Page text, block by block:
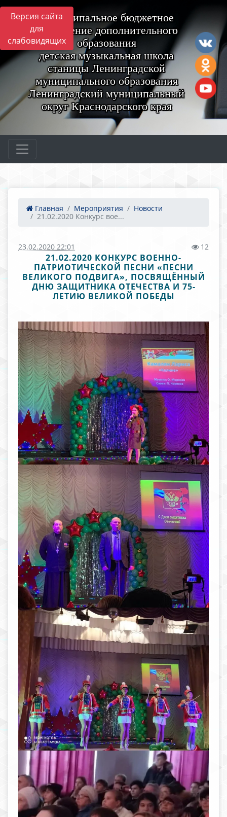
Версия сайта
для
слабовидящих
Муниципальное бюджетное
учреждение дополнительного
образования
детская музыкальная школа
станицы Ленинградской
муниципального образования
Ленинградский муниципальный
округ Краснодарского края
Главная Мероприятия
Новости
21.02.2020 Конкурс вое...
23.02.2020 22:01 12
21.02.2020 КОНКУРС ВОЕННО-
ПАТРИОТИЧЕСКОЙ ПЕСНИ «ПЕСНИ
ВЕЛИКОГО ПОДВИГА», ПОСВЯЩЁННЫЙ
ДНЮ ЗАЩИТНИКА ОТЕЧЕСТВА И 75-
ЛЕТИЮ ВЕЛИКОЙ ПОБЕДЫ